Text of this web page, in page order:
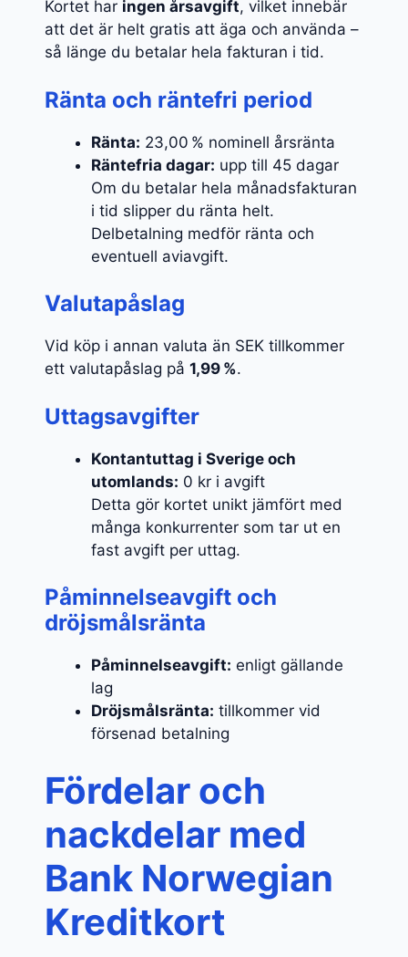
Kortet har ingen årsavgift, vilket innebär
att det är helt gratis att äga och använda –
så länge du betalar hela fakturan i tid.
Ränta och räntefri period
Ränta: 23,00 % nominell årsränta
Räntefria dagar: upp till 45 dagar
Om du betalar hela månadsfakturan
i tid slipper du ränta helt.
Delbetalning medför ränta och
eventuell aviavgift.
Valutapåslag
Vid köp i annan valuta än SEK tillkommer
ett valutapåslag på1,99 %.
Uttagsavgifter
Kontantuttag i Sverige och
utomlands: 0 kr i avgift
Detta gör kortet unikt jämfört med
många konkurrenter som tar ut en
fast avgift per uttag.
Påminnelseavgift och
dröjsmålsränta
Påminnelseavgift: enligt gällande
lag
Dröjsmålsränta: tillkommer vid
försenad betalning
Fördelar och
nackdelar med
Bank Norwegian
Kreditkort